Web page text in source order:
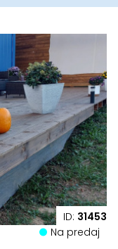
ID: 31453
Na predaj